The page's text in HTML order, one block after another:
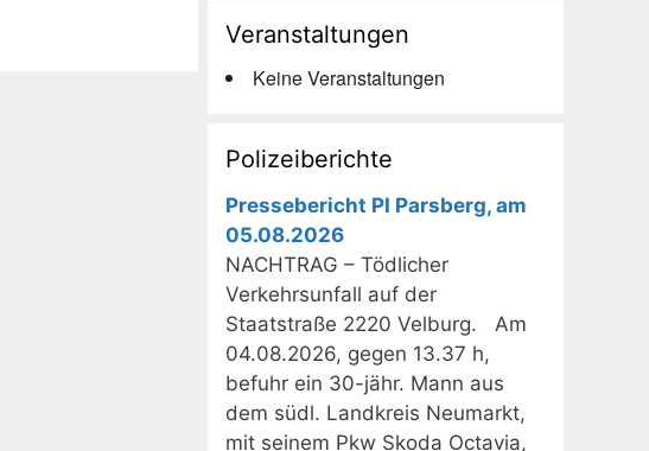
Veranstaltungen
Keine Veranstaltungen
Polizeiberichte
Pressebericht PI Parsberg, am
05.08.2026
NACHTRAG – Tödlicher
Verkehrsunfall auf der
Staatstraße 2220 Velburg. Am
04.08.2026, gegen 13.37 h,
befuhr ein 30-jähr. Mann aus
dem südl. Landkreis Neumarkt,
mit seinem Pkw Skoda Octavia,